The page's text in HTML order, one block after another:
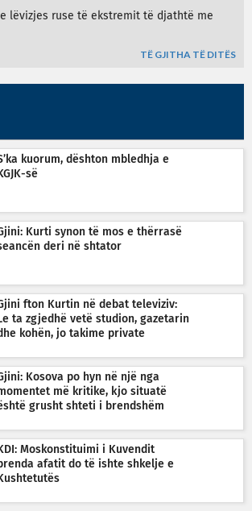
lëvizjes ruse të ekstremit të djathtë me
TË GJITHA TË DITËS
kuorum, dështon mbledhja e
KGJK-së
Kurti synon të mos e thërrasë
deri në shtator
fton Kurtin në debat televiziv:
Le ta zgjedhë vetë studion, gazetarin
kohën, jo takime private
Kosova po hyn në një nga
më kritike, kjo situatë
grusht shteti i brendshëm
KDI: Moskonstituimi i Kuvendit
afatit do të ishte shkelje e
Kushtetutës